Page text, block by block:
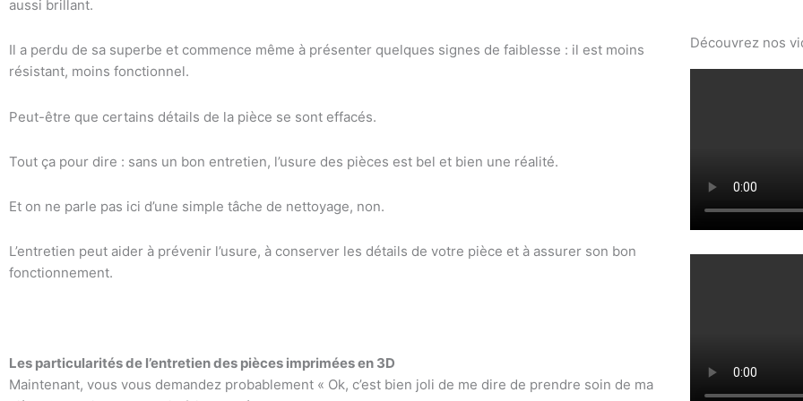
aussi brillant.
Il a perdu de sa superbe et commence même à présenter quelques signes de faiblesse : il est moins
résistant, moins fonctionnel.
Peut-être que certains détails de la pièce se sont effacés.
Tout ça pour dire : sans un bon entretien, l’usure des pièces est bel et bien une réalité.
Et on ne parle pas ici d’une simple tâche de nettoyage, non.
L’entretien peut aider à prévenir l’usure, à conserver les détails de votre pièce et à assurer son bon
fonctionnement.
Les particularités de l’entretien des pièces imprimées en 3D
Maintenant, vous vous demandez probablement « Ok, c’est bien joli de me dire de prendre soin de ma
Découvrez nos